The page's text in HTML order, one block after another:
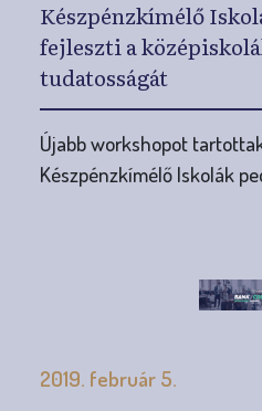
Készpénzkímélő
fejleszti a
tudatosságát
Újabb workshopot
Készpénzkímélő Iskolák
2019. február 5.